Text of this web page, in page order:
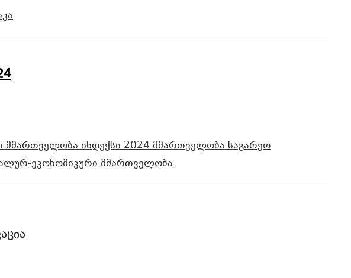
მმართველობაინდექსი 2024მმართველობასაგარეო
ეკონომიკური მმართველობა